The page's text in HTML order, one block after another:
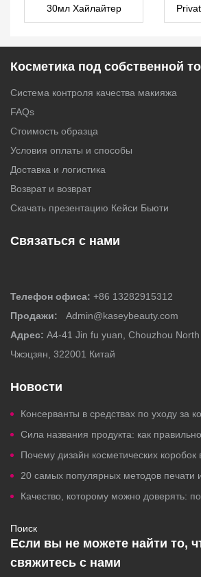
30мл Хайлайтер
FA0136
Косметика под собственной
Система контроля качества макияжа
FAQs
Стоимость образца
Условия оплаты и способы
Доставка и логистика
Возврат и возврат
Скачать презентацию Кейси Бьюти
Связаться с нами
Телефон офиса: +86 13282915312
Продажи:
Admin@kaseybeauty.com
Адрес: A4-41 Jin fu yuan, Chouzhou North
Чжэцзян, 322001 Китай
Новости
Консерванты в средствах по уходу за кожей/
Сила названия продукта: как правильно подобранное название косметического товара
Почему дизайн косметических коробок выглядит “чётко” на
20 самых популярных методов печати и отделки для упаковки
Качество, которому можно доверять: пошаговый аудит фабрики по производству
Поиск
Если вы не можете найти то,
свяжитесь с нами